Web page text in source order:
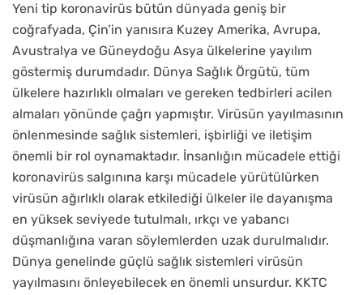
Yeni tip koronavirüs bütün dünyada geniş bir
coğrafyada, Çin’in yanısıra Kuzey Amerika, Avrupa,
Avustralya ve Güneydoğu Asya ülkelerine yayılım
göstermiş durumdadır. Dünya Sağlık Örgütü, tüm
ülkelere hazırlıklı olmaları ve gereken tedbirleri acilen
almaları yönünde çağrı yapmıştır. Virüsün yayılmasının
önlenmesinde sağlık sistemleri, işbirliği ve iletişim
önemli bir rol oynamaktadır. İnsanlığın mücadele ettiği
koronavirüs salgınına karşı mücadele yürütülürken
virüsün ağırlıklı olarak etkilediği ülkeler ile dayanışma
en yüksek seviyede tutulmalı, ırkçı ve yabancı
düşmanlığına varan söylemlerden uzak durulmalıdır.
Dünya genelinde güçlü sağlık sistemleri virüsün
yayılmasını önleyebilecek en önemli unsurdur. KKTC